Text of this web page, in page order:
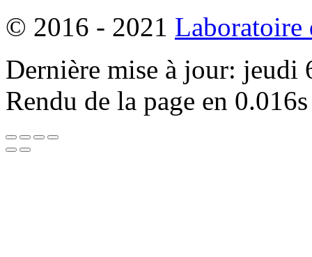
© 2016 - 2021 Laboratoire
Dernière mise à jour:
Rendu de la page en 0.016s